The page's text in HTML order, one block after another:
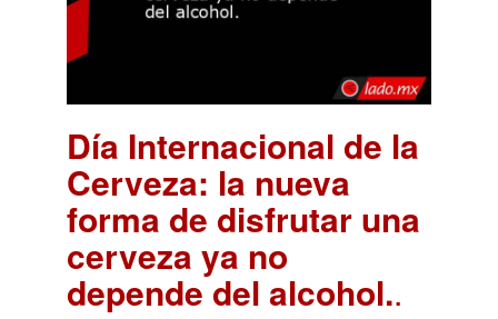
Día Internacional de la
Cerveza: la nueva
forma de disfrutar una
cerveza ya no
depende del alcohol..